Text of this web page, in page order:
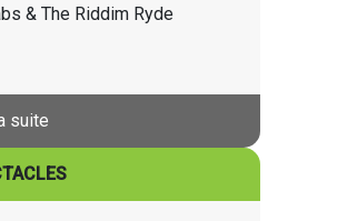
& The Riddim Ryde
suite